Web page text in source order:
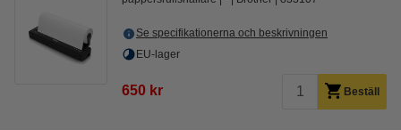
Se specifikationerna och beskrivningen
EU-lager
650 kr Beställ